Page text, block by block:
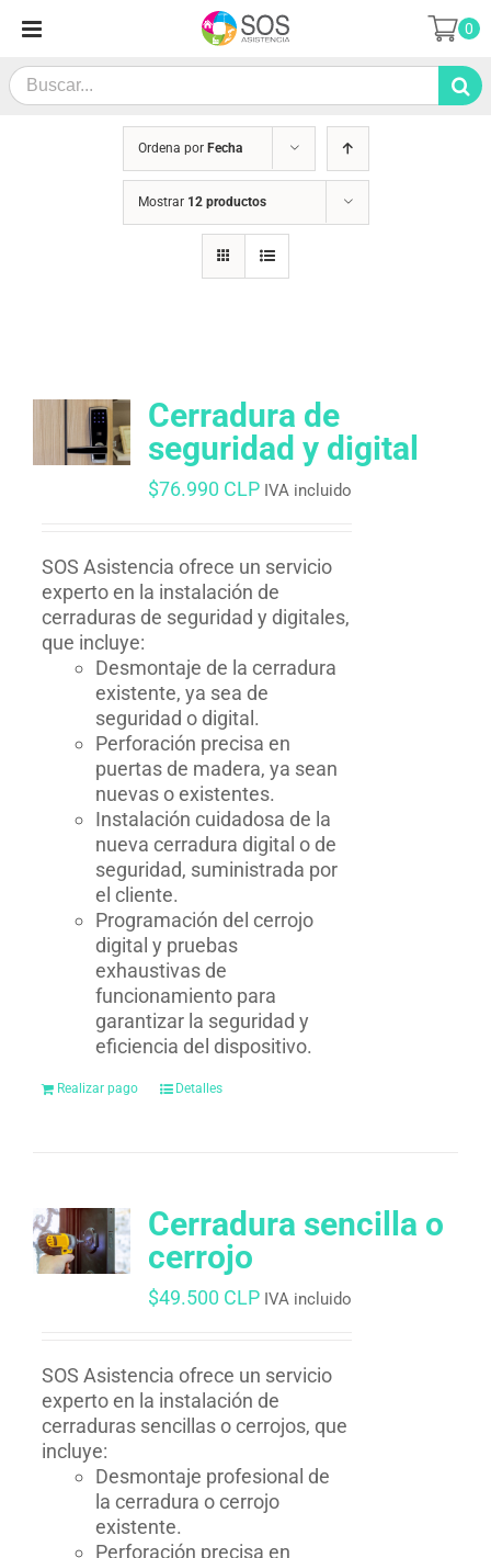
contenido
Search
for:
0
Ordena por Fecha
Mostrar 12 productos
Cerradura de
seguridad y digital
$76.990 CLP IVA incluido
SOS Asistencia ofrece un servicio
experto en la instalación de
cerraduras de seguridad y digitales,
que incluye:
Desmontaje de la cerradura
existente, ya sea de
seguridad o digital.
Perforación precisa en
puertas de madera, ya sean
nuevas o existentes.
Instalación cuidadosa de la
nueva cerradura digital o de
seguridad, suministrada por
el cliente.
Programación del cerrojo
digital y pruebas
exhaustivas de
funcionamiento para
garantizar la seguridad y
eficiencia del dispositivo.
Realizar pago Detalles
Cerradura sencilla o
cerrojo
$49.500 CLP IVA incluido
SOS Asistencia ofrece un servicio
experto en la instalación de
cerraduras sencillas o cerrojos, que
incluye:
Desmontaje profesional de
la cerradura o cerrojo
existente.
Perforación precisa en